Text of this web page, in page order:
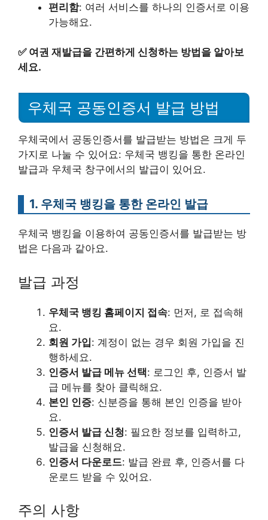
편리함: 여러 서비스를 하나의 인증서로 이용
가능해요.
✅ 여권 재발급을 간편하게 신청하는 방법을 알아보
세요.
우체국 공동인증서 발급 방법
우체국에서 공동인증서를 발급받는 방법은 크게 두
가지로 나눌 수 있어요: 우체국 뱅킹을 통한 온라인
발급과 우체국 창구에서의 발급이 있어요.
1. 우체국 뱅킹을 통한 온라인 발급
우체국 뱅킹을 이용하여 공동인증서를 발급받는 방
법은 다음과 같아요.
발급 과정
우체국 뱅킹 홈페이지 접속: 먼저, 로 접속해
요.
회원 가입: 계정이 없는 경우 회원 가입을 진
행하세요.
인증서 발급 메뉴 선택: 로그인 후, 인증서 발
급 메뉴를 찾아 클릭해요.
본인 인증: 신분증을 통해 본인 인증을 받아
요.
인증서 발급 신청: 필요한 정보를 입력하고,
발급을 신청해요.
인증서 다운로드: 발급 완료 후, 인증서를 다
운로드 받을 수 있어요.
주의 사항